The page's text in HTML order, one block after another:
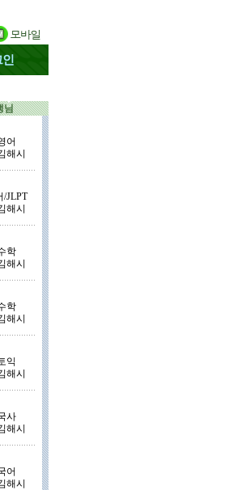
인
님
어
해시
/JLPT
해시
학
해시
학
해시
익
해시
사
해시
어
해시